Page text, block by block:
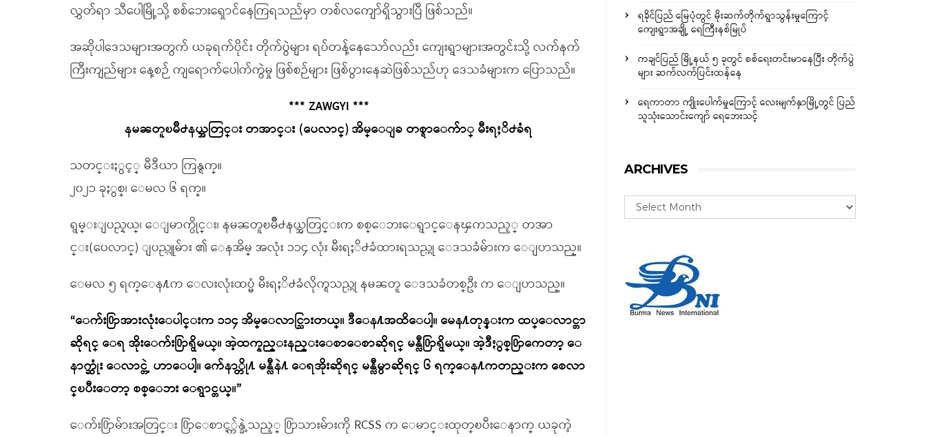
လွှတ်ရာ သီပေါမြို့သို့ စစ်ဘေးရှောင်နေကြရသည်မှာ တစ်လကျော်ရှိသွားပြီ ဖြစ်သည်။
အဆိုပါဒေသများအတွက် ယခုရက်ပိုင်း တိုက်ပွဲများ ရပ်တန့်နေသော်လည်း ကျေးရွာများအတွင်းသို့ လက်နက်
ကြီးကျည်များ နေ့စဉ် ကျရောက်ပေါက်ကွဲမှု ဖြစ်စဉ်များ ဖြစ်ပွားနေဆဲဖြစ်သည်ဟု ဒေသခံများက ပြောသည်။
*** ZAWGYI ***
နမၼတူၿမိဳ႕နယ္အတြင္း တအာင္း (ပေလာင္) အိမ္ေျခ တစ္ရာေက်ာ္ မီးရႈိ႕ခံရ
သတင္းႏွင့္ မီဒီယာ ကြန္ရက္။
၂၀၂၁ ခုႏွစ္၊ ေမလ ၆ ရက္။
ရွမ္းျပည္နယ္၊ ေျမာက္ပိုင္း၊ နမၼတူၿမိဳ႕နယ္အတြင္းက စစ္ေဘးေရွာင္ေနၾကသည့္ တအာ
င္း(ပေလာင္) ျပည္သူမ်ား ၏ ေနအိမ္ အလုံး ၁၁၄ လုံး မီးရႈိ႕ခံထားရသည္ဟု ေဒသခံမ်ားက ေျပာသည္။
ေမလ ၅ ရက္ေန႔က ေလးလုံးထပ္မံ မီးရႈိ႕ခံလိုက္ရသည္ဟု နမၼတူ ေဒသခံတစ္ဦး က ေျပာသည္။
“ေက်း႐ြာအားလုံးေပါင္းက ၁၁၄ အိမ္ေလာင္သြားတယ္။ ဒီေန႔အထိေပါ့။ မေန႔တုန္းက ထပ္ေလာင္တာ
ဆိုရင္ ေရ အိုးေက်း႐ြာရွိမယ္။ အဲ့ထက္နည္းနည္းေစာေစာဆိုရင္ မန္လီ႐ြာရွိမယ္။ အဲ့ဒီႏွစ္႐ြာကေတာ့ ေ
နာက္ဆုံး ေလာင္တဲ့ ဟာေပါ့။ က်ေနာ္တို႔ မန္လီနဲ႔ ေရအိုးဆိုရင္ မန္လီမွာဆိုရင္ ၆ ရက္ေန႔ကတည္းက စေလာ
င္ၿပီးေတာ့ စစ္ေဘး ေရွာင္တယ္။”
ေက်း႐ြာမ်ားအတြင္း ႐ြာေစာင့္က်န္ခဲ့သည့္ ႐ြာသားမ်ားကို RCSS က ေမာင္းထုတ္ၿပီးေနာက္ ယခုကဲ့
ရခိုင်ပြည် မြေပုံတွင် မိုးဆက်တိုက်ရွာသွန်းမှုကြောင့်
ကျေးရွာအချို့ ရေကြီးနစ်မြုပ်
ကချင်ပြည် မြို့နယ် ၅ ခုတွင် စစ်ရေးတင်းမာနေပြီး တိုက်ပွဲ
များ ဆက်လက်ပြင်းထန်နေ
ရေကာတာ ကျိုးပေါက်မှုကြောင့် လေးမျက်နှာမြို့တွင် ပြည်
သူသုံးသောင်းကျော် ရေဘေးသင့်
ARCHIVES